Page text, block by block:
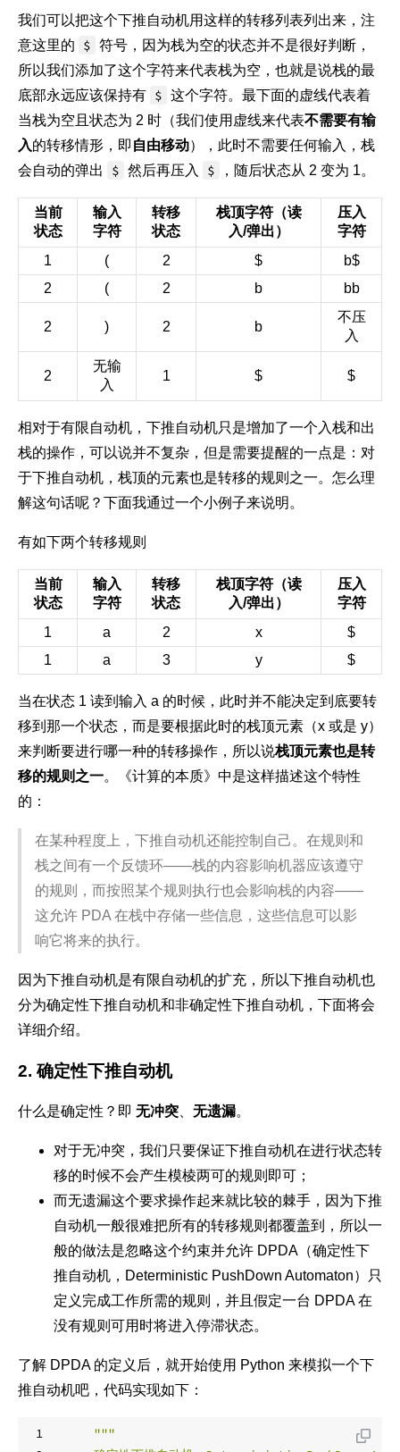
我们可以把这个下推自动机用这样的转移列表列出来，注
意这里的
$ 符号，因为栈为空的状态并不是很好判断，
所以我们添加了这个字符来代表栈为空，也就是说栈的最
底部永远应该保持有 $ 这个字符。最下面的虚线代表着
当栈为空且状态为 2 时（我们使用虚线来代表不需要有输
入的转移情形，即 自由移动），此时不需要任何输入，栈
会自动的弹出
$ 然后再压入 $ ，随后状态从 2 变为 1。
当前
状态
输入
字符
转移
状态
栈顶字符（读
入/弹出）
压入
字符
1
( 2 $
b$
2
( 2 b bb
2 ) 2 b
不压
入
2
无输
入
1 $ $
相对于有限自动机，下推自动机只是增加了一个入栈和出
栈的操作，可以说并不复杂，但是需要提醒的一点是：对
于下推自动机，栈顶的元素也是转移的规则之一。怎么理
解这句话呢？下面我通过一个小例子来说明。
有如下两个转移规则
当前
状态
输入
字符
转移
状态
栈顶字符（读
入/弹出）
压入
字符
1
a 2 x
$
1
a 3 y $
当在状态 1 读到输入 a 的时候，此时并不能决定到底要转
移到那一个状态，而是要根据此时的栈顶元素（x 或是 y）
来判断要进行哪一种的转移操作，所以说栈顶元素也是转
移的规则之一。《计算的本质》中是这样描述这个特性
的：
在某种程度上，下推自动机还能控制自己。在规则和
栈之间有一个反馈环——栈的内容影响机器应该遵守
的规则，而按照某个规则执行也会影响栈的内容——
这允许 PDA 在栈中存储一些信息，这些信息可以影
响它将来的执行。
因为下推自动机是有限自动机的扩充，所以下推自动机也
分为确定性下推自动机和非确定性下推自动机，下面将会
详细介绍。
2. 确定性下推自动机
什么是确定性？即 无冲突 无遗漏。
对于无冲突，我们只要保证下推自动机在进行状态转
移的时候不会产生模棱两可的规则即可；
而无遗漏这个要求操作起来就比较的棘手，因为下推
自动机一般很难把所有的转移规则都覆盖到，所以一
般的做法是忽略这个约束并允许 DPDA（确定性下
推自动机，Deterministic PushDown Automaton）只
定义完成工作所需的规则，并且假定一台 DPDA 在
没有规则可用时将进入停滞状态。
了解 DPDA 的定义后，就开始使用 Python 来模拟一个下
推自动机吧，代码实现如下：
1
"""